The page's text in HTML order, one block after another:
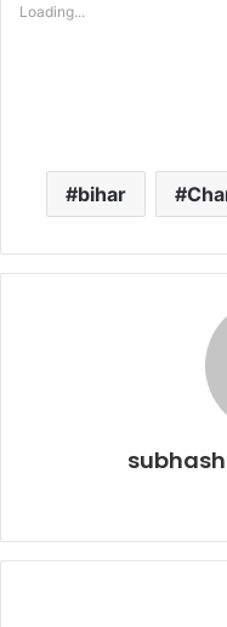
Loading...
bihar